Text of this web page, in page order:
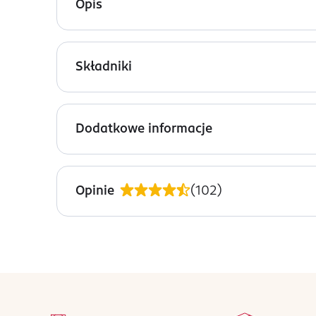
Opis
Krem ochronny z argininą Seni Care chroni
argininią ma lekką konsystencję, ale doskonale
przed powstawaniem podrażnień. Pozostawia
Składniki
Ingredients: : AQUA, POLYGLYCERYL-3
USITATISSIMUM SEED EXTRACT, ISOPROPYL
PARKII BUTTER, PANTHENOL, PHENOXYETHANOL,
POLYBUTENE, ALLANTOIN, CITRONELLYL
Dodatkowe informacje
PRZYGOTOWANIE I STOSOWANIE
Nanieść warstwę kremu na oczyszczoną i
Opinie (102)